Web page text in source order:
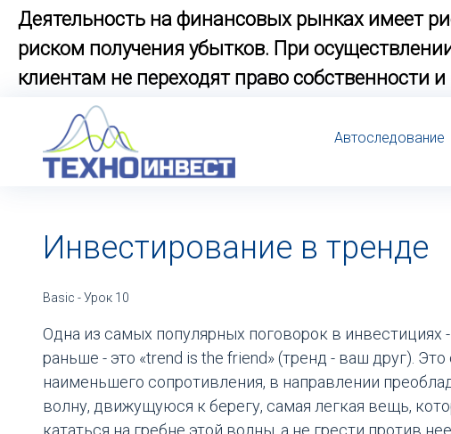
Деятельность на финансовых рынках имеет
риском получения убытков. При
клиентам не переходят право собственности
Автоследование
Инвестирование в тренде
Basic - Урок 10
Одна из самых популярных поговорок в инвестициях
раньше - это «trend is the friend» (тренд - ваш друг).
наименьшего сопротивления, в направлении
волну, движущуюся к берегу, самая легкая вещь,
кататься на гребне этой волны, а не грести против нее.